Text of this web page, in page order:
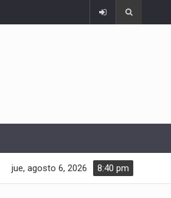
8:40 pm
jue, agosto 6, 2026